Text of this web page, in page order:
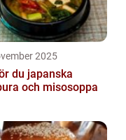
2025
du japanska
och misosoppa